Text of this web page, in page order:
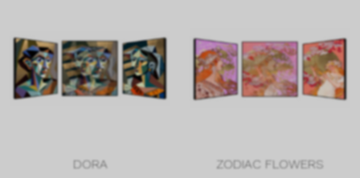
DORA
ZODIAC FLOWERS